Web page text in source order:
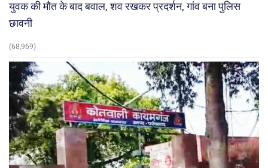
युवक की मौत के बाद बवाल, शव रखकर प्रदर्शन, गांव बना पुलिस
छावनी
(68,969)